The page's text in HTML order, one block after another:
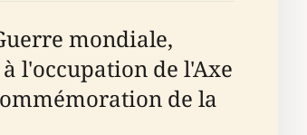
mondiale,
l'occupation de l'Axe
de la